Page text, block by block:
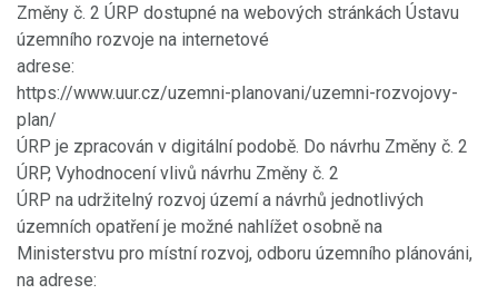
Změny č. 2 ÚRP dostupné na webových stránkách Ústavu
územního rozvoje na internetové
adrese:
https://www.uur.cz/uzemni-planovani/uzemni-rozvojovy-
plan/
ÚRP je zpracován v digitální podobě. Do návrhu Změny č. 2
ÚRP, Vyhodnocení vlivů návrhu Změny č. 2
ÚRP na udržitelný rozvoj území a návrhů jednotlivých
územních opatření je možné nahlížet osobně na
Ministerstvu pro místní rozvoj, odboru územního plánováni,
na adrese: